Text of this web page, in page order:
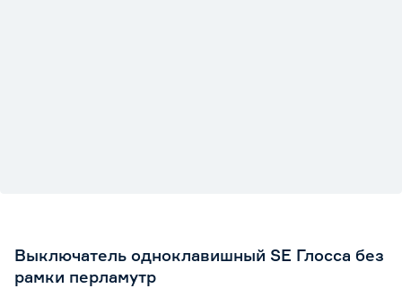
Выключатель одноклавишный SE Глосса без
рамки перламутр